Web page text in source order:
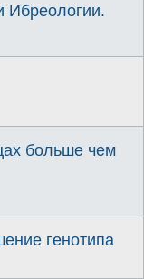
Ибреологии.
больше чем
генотипа